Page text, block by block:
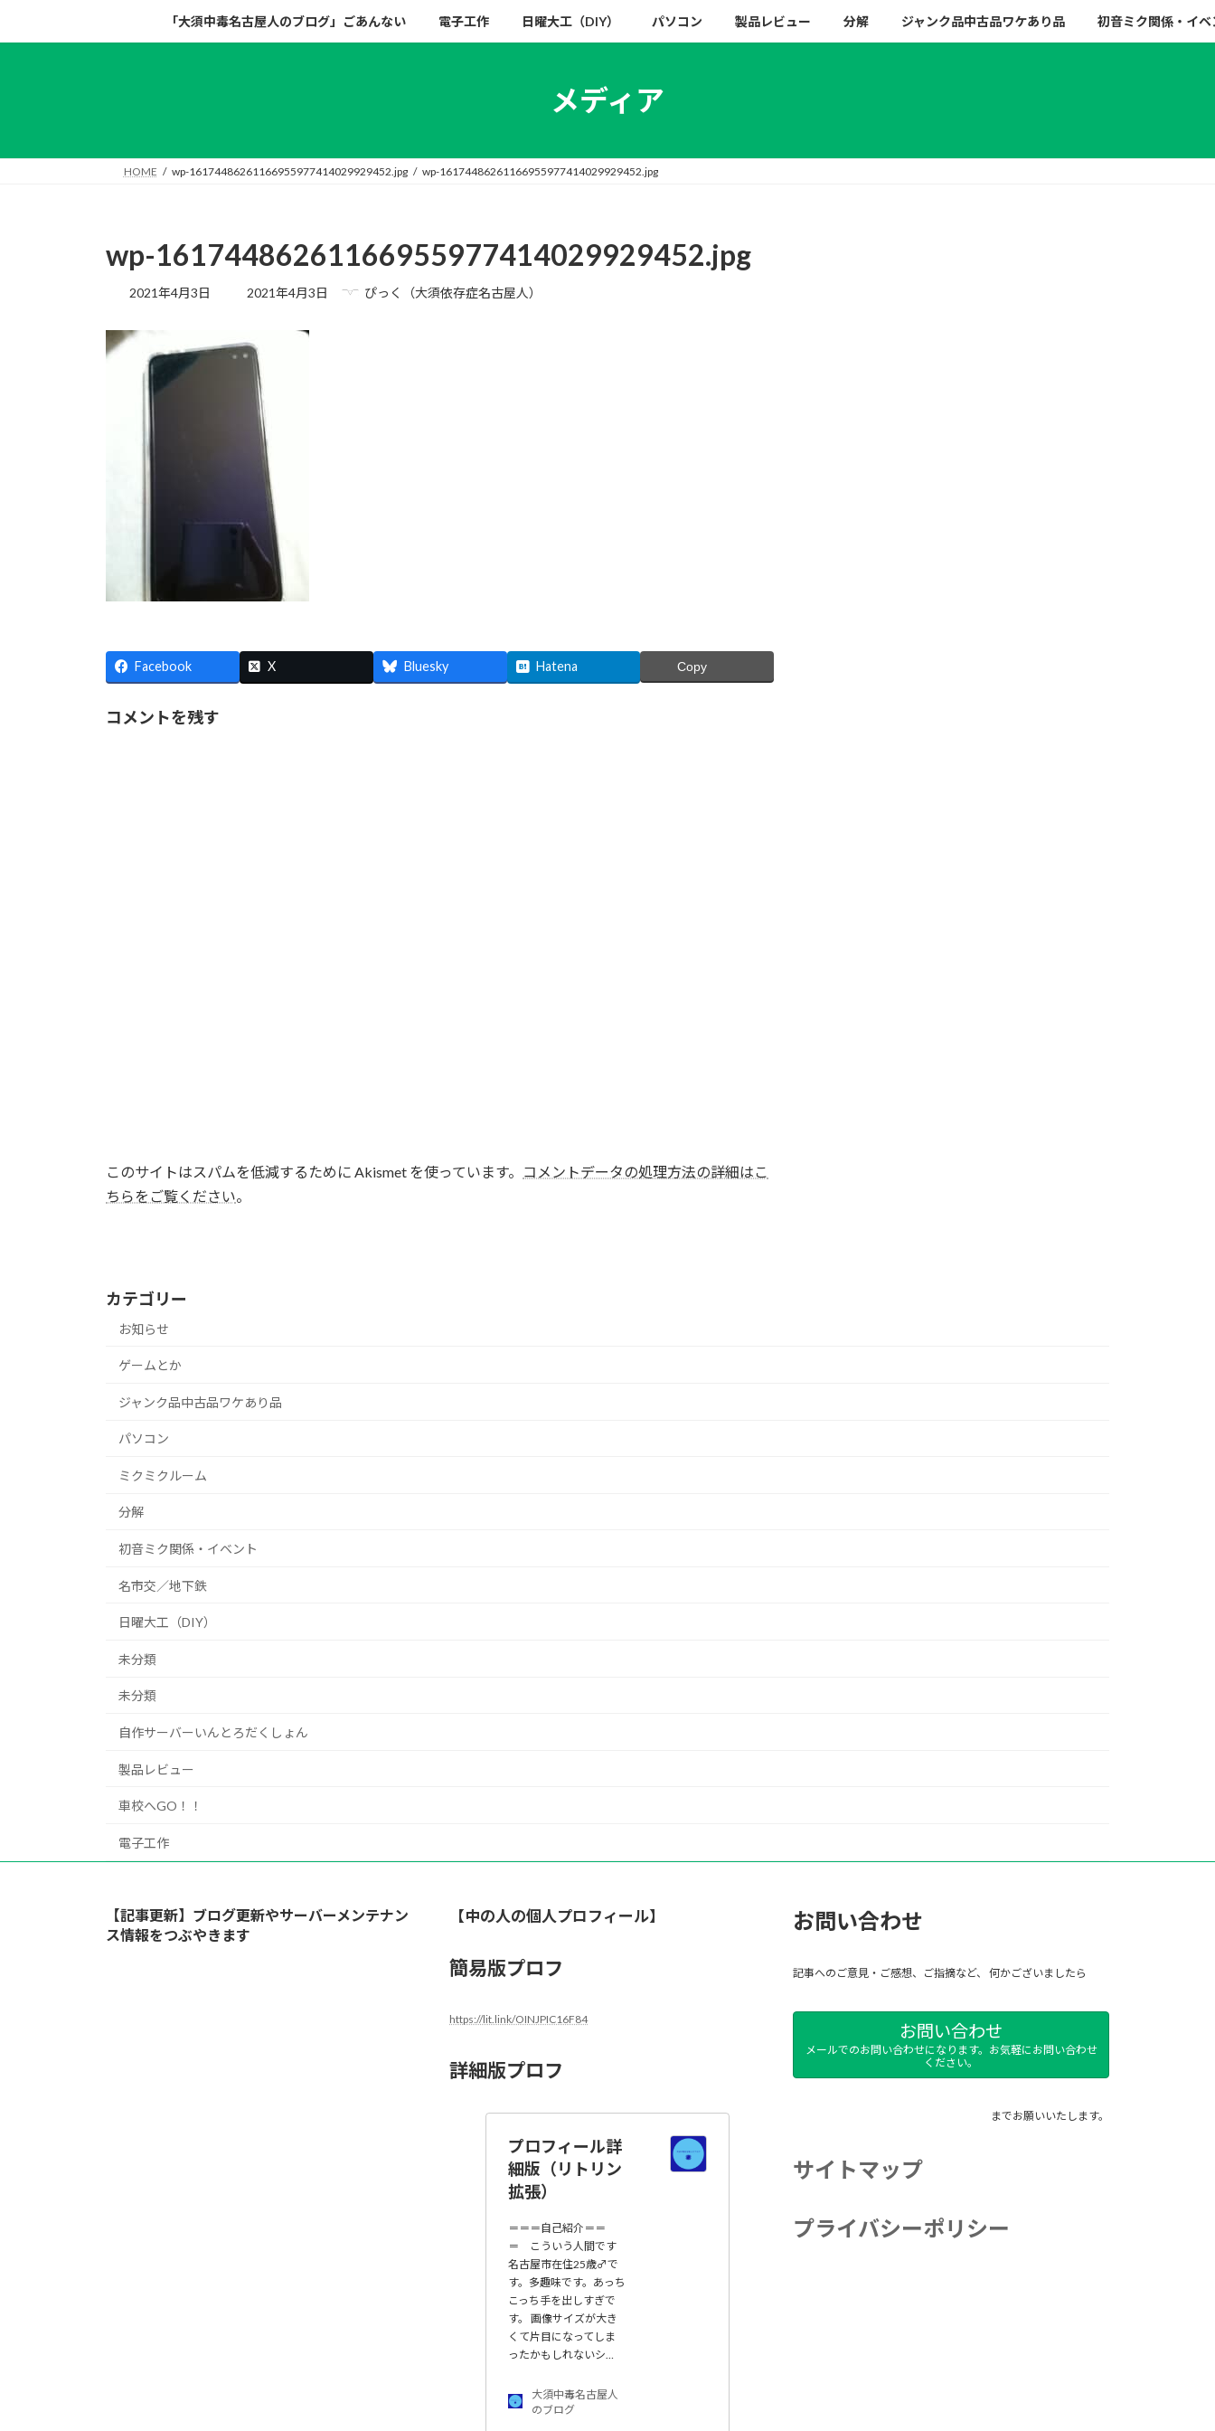
キ
に
「大須中毒名古屋人のブログ」ごあんない 電子工作 日曜大工（DIY） パソコン 製品レビュー 分解 ジャンク品中古品ワケあり品 初音ミク関係・イベ
メディア
HOME wp-16174486261166955977414029929452.jpg wp-16174486261166955977414029929452.jpg
wp-16174486261166955977414029929452.jpg
2021年4月3日
最
新
日
時
2021年4月3日 ぴっく（大須依存症名古屋人）
Facebook X Bluesky Hatena Copy
コメントを残す
このサイトはスパムを低減するために Akismet を使っています。
コメントデータの処理方法の詳細はこ
ちらをご覧ください。
カテゴリー
お知らせ
ゲームとか
ジャンク品中古品ワケあり品
パソコン
ミクミクルーム
分解
初音ミク関係・イベント
名市交／地下鉄
日曜大工（DIY）
未分類
未分類
自作サーバーいんとろだくしょん
製品レビュー
車校へGO！！
電子工作
【記事更新】ブログ更新やサーバーメンテナン
ス情報をつぶやきます
【中の人の個人プロフィール】
簡易版プロフ
https://lit.link/OINJPIC16F84
詳細版プロフ
プロフィール詳
細版（リトリン
拡張）
＝＝＝自己紹介＝＝
＝ こういう人間です
名古屋市在住25歳♂で
す。多趣味です。あっち
こっち手を出しすぎで
す。 画像サイズが大き
くて片目になってしま
ったかもしれないシ…
大須中毒名古屋人
のブログ
お問い合わせ
記事へのご意見・ご感想、ご指摘など、 何かございましたら
お問い合わせ
メールでのお問い合わせになります。お気軽にお問い合わせ
ください。
までお願いいたします。
サイトマップ
プライバシーポリシー